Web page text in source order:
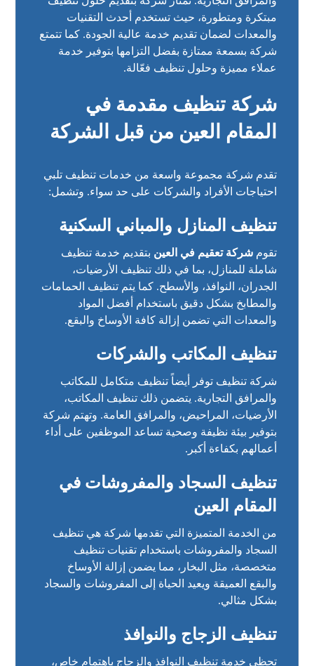
مبتكرة ومتطورة، حيث تستخدم أحدث التقنيات
والمعدات لضمان تقديم خدمة عالية الجودة. كما تتمتع
شركة بسمعة ممتازة بفضل التزامها بتوفير خدمة
عملاء مميزة وحلول تنظيف فعّالة.
شركة تنظيف مقدمةفي
المقام العين من قبل الشركة
تقدم شركة مجموعة واسعة من خدمات تنظيف تلبي
احتياجات الأفراد والشركات على حد سواء. وتشمل:
تنظيف المنازل والمباني السكنية
تقومشركة تعقيم في العين بتقديم خدمة تنظيف
شاملة للمنازل، بما في ذلك تنظيف الأرضيات،
الجدران، النوافذ، والأسطح. كما يتم تنظيف الحمامات
والمطابخ بشكل دقيق باستخدام أفضل المواد
والمعدات التي تضمن إزالة كافة الأوساخ والبقع.
تنظيف المكاتب والشركات
شركة تنظيف توفر أيضاً تنظيف متكامل للمكاتب
والمرافق التجارية. يتضمن ذلك تنظيف المكاتب،
الأرضيات، المراحيض، والمرافق العامة. وتهتم شركة
بتوفير بيئة نظيفة وصحية تساعد الموظفين على أداء
أعمالهم بكفاءة أكبر.
تنظيف السجاد والمفروشات في
المقام العين
من الخدمة المتميزة التي تقدمها شركة هي تنظيف
السجاد والمفروشات باستخدام تقنيات تنظيف
متخصصة، مثل البخار، مما يضمن إزالة الأوساخ
والبقع العميقة ويعيد الحياة إلى المفروشات والسجاد
بشكل مثالي.
تنظيف الزجاج والنوافذ
تحظى خدمة تنظيف النوافذ والزجاج باهتمام خاص،